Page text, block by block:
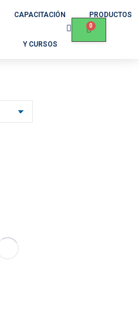
CAPACITACIÓN
Y CURSOS
PRODUCTOS